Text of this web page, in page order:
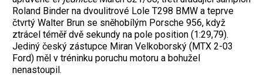
Roland Binder na dvoulitrové Lole T298 BMW a teprve
čtvrtý Walter Brun se sněhobílým Porsche 956, když
ztrácel téměř dvě sekundy na pole position (1:29,79).
Jediný český zástupce Miran Velkoborský (MTX 2-03
Ford) měl v tréninku poruchu motoru a bohužel
nenastoupil.